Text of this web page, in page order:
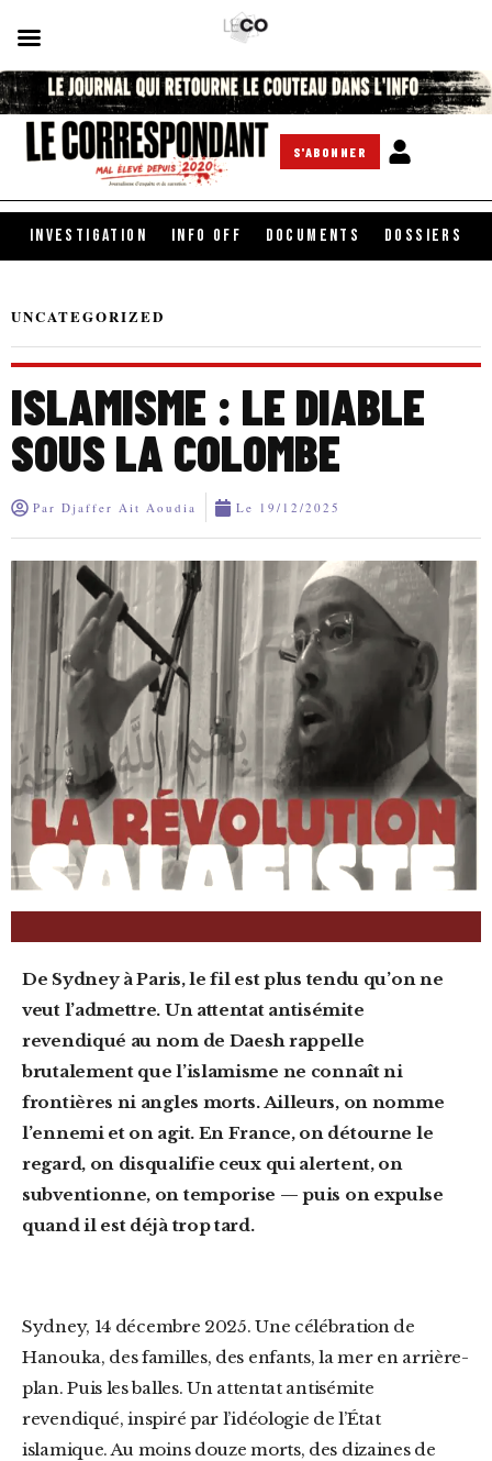
S'ABONNER
INVESTIGATION INFO OFF DOCUMENTS DOSSIERS
UNCATEGORIZED
ISLAMISME : LE DIABLE
SOUS LA COLOMBE
Par Djaffer Ait Aoudia Le 19/12/2025
De Sydney à Paris, le fil est plus tendu qu’on ne
veut l’admettre. Un attentat antisémite
revendiqué au nom de Daesh rappelle
brutalement que l’islamisme ne connaît ni
frontières ni angles morts. Ailleurs, on nomme
l’ennemi et on agit. En France, on détourne le
regard, on disqualifie ceux qui alertent, on
subventionne, on temporise — puis on expulse
quand il est déjà trop tard.
Sydney, 14 décembre 2025. Une célébration de
Hanouka, des familles, des enfants, la mer en arrière-
plan. Puis les balles. Un attentat antisémite
revendiqué, inspiré par l’idéologie de l’État
islamique. Au moins douze morts, des dizaines de